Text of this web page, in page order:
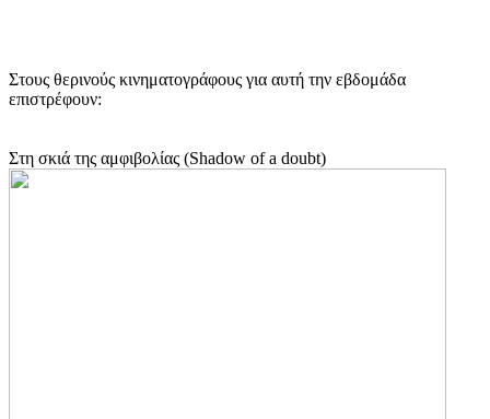
Στους θερινούς κινηματογράφους για αυτή την εβδομάδα
επιστρέφουν:
Στη σκιά της αμφιβολίας (Shadow of a doubt)